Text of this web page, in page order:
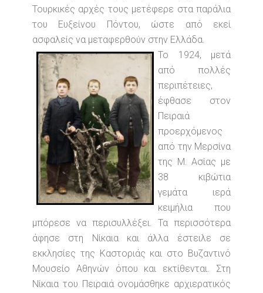
Τουρκικές αρχές τους μετέφερε στα παράλια
του Ευξείνου Πόντου, ώστε από εκεί
ασφαλείς να μεταφερθούν στην Ελλάδα.
Το 1924, μετά
από πολλές
περιπέτειες,
έφθασε στον
Πειραιά
προερχόμενος
από την Μερσίνα
της Μ. Ασίας με
38 κιβώτια
γεμάτα ιερά
κειμήλια που
μπόρεσε να περισυλλέξει. Τα περισσότερα
άφησε στη Νίκαια και άλλα έστειλε σε
εκκλησίες της Καστοριάς και στο Βυζαντινό
Μουσείο Αθηνών όπου και εκτίθενται. Στη
Νίκαια του Πειραιά ονομάσθηκε αρχιερατικός